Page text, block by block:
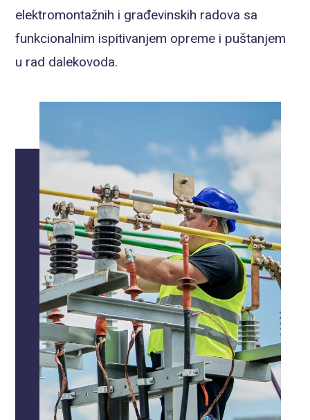
elektromontažnih i građevinskih radova sa
funkcionalnim ispitivanjem opreme i puštanjem
u rad dalekovoda.